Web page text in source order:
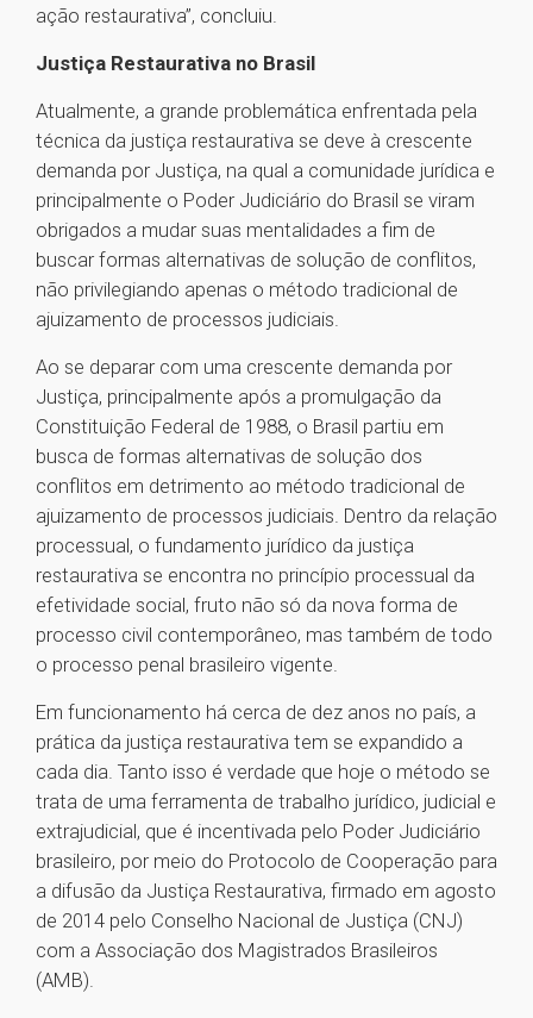
ação restaurativa”, concluiu.
Justiça Restaurativa no Brasil
Atualmente, a grande problemática enfrentada pela
técnica da justiça restaurativa se deve à crescente
demanda por Justiça, na qual a comunidade jurídica e
principalmente o Poder Judiciário do Brasil se viram
obrigados a mudar suas mentalidades a fim de
buscar formas alternativas de solução de conflitos,
não privilegiando apenas o método tradicional de
ajuizamento de processos judiciais.
Ao se deparar com uma crescente demanda por
Justiça, principalmente após a promulgação da
Constituição Federal de 1988, o Brasil partiu em
busca de formas alternativas de solução dos
conflitos em detrimento ao método tradicional de
ajuizamento de processos judiciais. Dentro da relação
processual, o fundamento jurídico da justiça
restaurativa se encontra no princípio processual da
efetividade social, fruto não só da nova forma de
processo civil contemporâneo, mas também de todo
o processo penal brasileiro vigente.
Em funcionamento há cerca de dez anos no país, a
prática da justiça restaurativa tem se expandido a
cada dia. Tanto isso é verdade que hoje o método se
trata de uma ferramenta de trabalho jurídico, judicial e
extrajudicial, que é incentivada pelo Poder Judiciário
brasileiro, por meio do Protocolo de Cooperação para
a difusão da Justiça Restaurativa, firmado em agosto
de 2014 pelo Conselho Nacional de Justiça (CNJ)
com a Associação dos Magistrados Brasileiros
(AMB).